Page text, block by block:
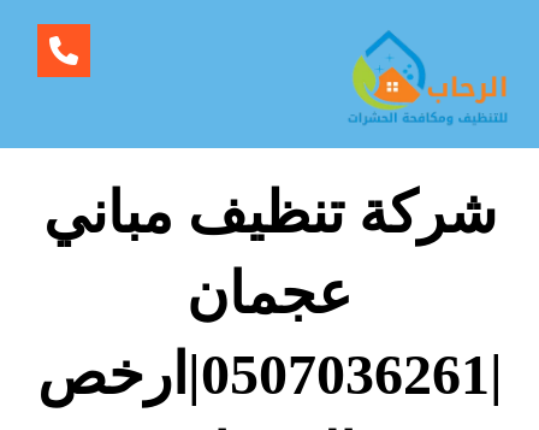
شركة تنظيف مباني
عجمان
|0507036261|ارخص